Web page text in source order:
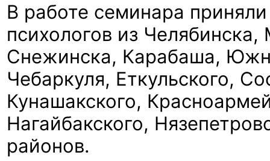
В работе семинара
психологов из
Снежинска, Карабаша,
Чебаркуля, Еткульского,
Кунашакского,
Нагайбакского,
районов.